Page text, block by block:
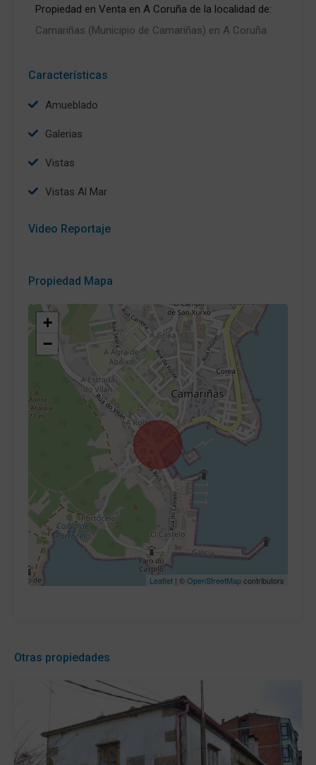
Propiedad en Venta en A Coruña de la localidad de:
Camariñas (Municipio de Camariñas) en A Coruña
Características
Amueblado
Galerias
Vistas
Vistas Al Mar
Video Reportaje
Propiedad Mapa
+
−
Leaflet | ©OpenStreetMapcontributors
Otras propiedades